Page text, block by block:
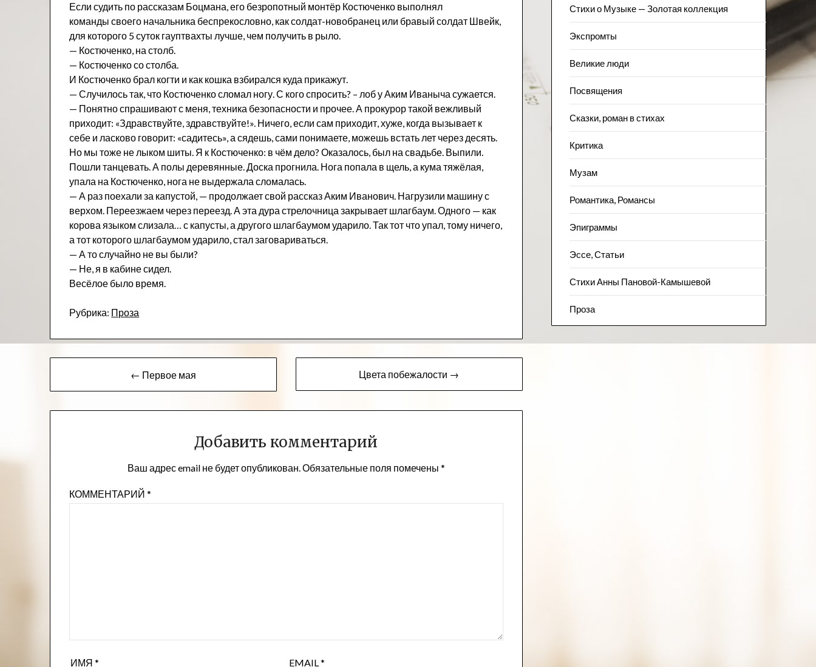
Если судить по рассказам Боцмана, его безропотный монтёр Костюченко выполнял
команды своего начальника беспрекословно, как солдат-новобранец или бравый солдат Швейк,
для которого 5 суток гауптвахты лучше, чем получить в рыло.
— Костюченко, на столб.
— Костюченко со столба.
И Костюченко брал когти и как кошка взбирался куда прикажут.
— Случилось так, что Костюченко сломал ногу. С кого спросить? – лоб у Аким Иваныча сужается.
— Понятно спрашивают с меня, техника безопасности и прочее. А прокурор такой вежливый
приходит: «Здравствуйте, здравствуйте!». Ничего, если сам приходит, хуже, когда вызывает к
себе и ласково говорит: «садитесь», а сядешь, сами понимаете, можешь встать лет через десять.
Но мы тоже не лыком шиты. Я к Костюченко: в чём дело? Оказалось, был на свадьбе. Выпили.
Пошли танцевать. А полы деревянные. Доска прогнила. Нога попала в щель, а кума тяжёлая,
упала на Костюченко, нога не выдержала сломалась.
— А раз поехали за капустой, — продолжает свой рассказ Аким Иванович. Нагрузили машину с
верхом. Переезжаем через переезд. А эта дура стрелочница закрывает шлагбаум. Одного — как
корова языком слизала… с капусты, а другого шлагбаумом ударило. Так тот что упал, тому ничего,
а тот которого шлагбаумом ударило, стал заговариваться.
— А то случайно не вы были?
— Не, я в кабине сидел.
Весёлое было время.
Рубрика: Проза
по
записям
← Первое мая Цвета побежалости →
Добавить комментарий
Ваш адрес email не будет опубликован. Обязательные поля помечены *
КОММЕНТАРИЙ*
ИМЯ* EMAIL*
Стихи о Музыке — Золотая коллекция
Экспромты
Великие люди
Посвящения
Сказки, роман в стихах
Критика
Музам
Романтика, Романсы
Эпиграммы
Эссе, Статьи
Стихи Анны Пановой-Камышевой
Проза